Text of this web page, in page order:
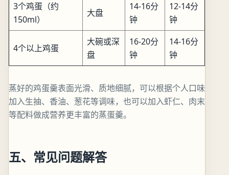
3个鸡蛋（约
150ml）
大盘
14-16分
钟
12-14分
钟
4个以上鸡蛋
大碗或深
盘
16-20分
钟
14-16分
钟
蒸好的鸡蛋羹表面光滑、质地细腻，可以根据个人口味
加入生抽、香油、葱花等调味，也可以加入虾仁、肉末
等配料做成营养更丰富的蒸蛋羹。
五、常见问题解答